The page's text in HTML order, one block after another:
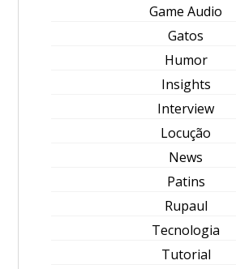
Game Audio
Gatos
Humor
Insights
Interview
Locução
News
Patins
Rupaul
Tecnologia
Tutorial